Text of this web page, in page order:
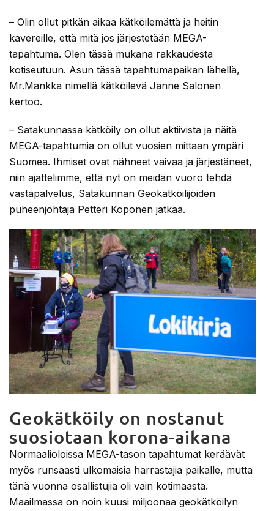
– Olin ollut pitkän aikaa kätköilemättä ja heitin
kavereille, että mitä jos järjestetään MEGA-
tapahtuma. Olen tässä mukana rakkaudesta
kotiseutuun. Asun tässä tapahtumapaikan lähellä,
Mr.Mankka nimellä kätköilevä Janne Salonen
kertoo.
– Satakunnassa kätköily on ollut aktiivista ja näitä
MEGA-tapahtumia on ollut vuosien mittaan ympäri
Suomea. Ihmiset ovat nähneet vaivaa ja järjestäneet,
niin ajattelimme, että nyt on meidän vuoro tehdä
vastapalvelus, Satakunnan Geokätköilijöiden
puheenjohtaja Petteri Koponen jatkaa.
Geokätköily on nostanut
suosiotaan korona-aikana
Normaalioloissa MEGA-tason tapahtumat keräävät
myös runsaasti ulkomaisia harrastajia paikalle, mutta
tänä vuonna osallistujia oli vain kotimaasta.
Maailmassa on noin kuusi miljoonaa geokätköilyn